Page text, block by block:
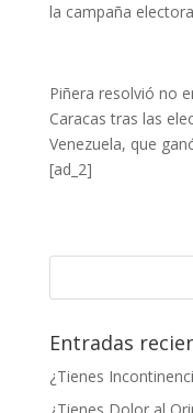
la campaña
Piñera resolvió no
Caracas tras las
Venezuela, que
[ad_2]
Entradas
¿Tienes